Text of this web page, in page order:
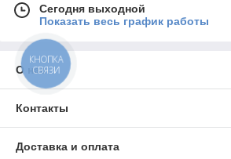
Сегодня выходной
Показать весь график работы
О нас
Контакты
Доставка и оплата
КНОПКА
СВЯЗИ